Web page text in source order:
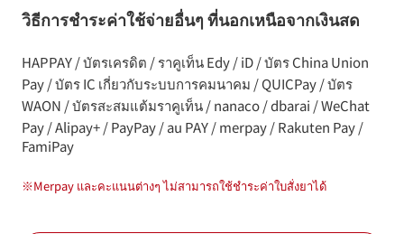
วิธีการชำระค่าใช้จ่ายอื่นๆ ที่นอกเหนือจากเงินสด
HAPPAY / บัตรเครดิต / ราคูเท็น Edy / iD / บัตร China Union
Pay / บัตร IC เกี่ยวกับระบบการคมนาคม / QUICPay / บัตร
WAON / บัตรสะสมแต้มราคูเท็น / nanaco / dbarai / WeChat
Pay / Alipay+ / PayPay / au PAY / merpay / Rakuten Pay /
FamiPay
※Merpay และคะแนนต่างๆ ไม่สามารถใช้ชำระค่าใบสั่งยาได้